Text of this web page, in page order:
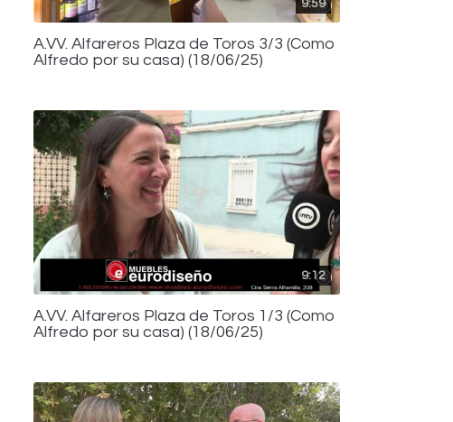
9:59
A.VV. Alfareros Plaza de Toros 3/3 (Como
Alfredo por su casa) (18/06/25)
9:12
A.VV. Alfareros Plaza de Toros 1/3 (Como
Alfredo por su casa) (18/06/25)